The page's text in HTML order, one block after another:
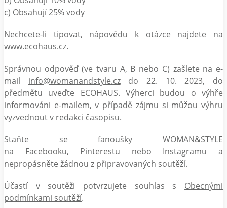
c) Obsahují 25% vody
Nechcete-li tipovat, nápovědu k otázce najdete na
www.ecohaus.cz.
Správnou odpověď (ve tvaru A, B nebo C) zašlete na e-
mail info@womanandstyle.czdo 22. 10. 2023, do
předmětu uveďte ECOHAUS. Výherci budou o výhře
informováni e-mailem, v případě zájmu si můžou výhru
vyzvednout v redakci časopisu.
Staňte se fanoušky WOMAN&STYLE
na Facebooku, Pinterestu nebo Instagramu a
nepropásněte žádnou z připravovaných soutěží.
Účastí v soutěži potvrzujete souhlas s Obecnými
podmínkami soutěží.